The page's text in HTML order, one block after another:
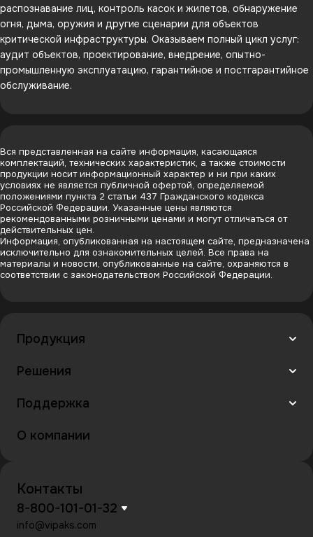
распознавание лиц, контроль касок и жилетов, обнаружение
огня, дыма, оружия и другие сценарии для объектов
критической инфраструктуры. Оказываем полный цикл услуг:
аудит объектов, проектирование, внедрение, опытно-
промышленную эксплуатацию, гарантийное и постгарантийное
обслуживание.
Вся представленная на сайте информация, касающаяся
комплектаций, технических характеристик, а также стоимости
продукции носит информационный характер и ни при каких
условиях не является публичной офертой, определяемой
положениями пункта 2 статьи 437 Гражданского кодекса
Российской Федерации. Указанные цены являются
рекомендованными розничными ценами и могут отличаться от
действительных цен.
Информация, опубликованная на настоящем сайте, предназначена
исключительно для ознакомительных целей. Все права на
материалы и новости, опубликованные на сайте, охраняются в
соответствии с законодательством Российской Федерации.
Продукция
Решения
Поддержка
О компании
Контакты
8-800-101-01-32
info@vipaks.com